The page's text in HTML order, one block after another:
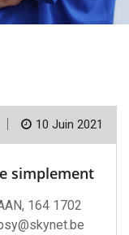
10 Juin 2021
simplement
164 1702